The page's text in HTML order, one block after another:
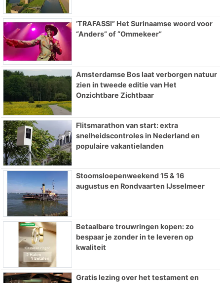
‘TRAFASSI” Het Surinaamse woord voor
“Anders” of “Ommekeer”
Amsterdamse Bos laat verborgen natuur
zien in tweede editie van Het
Onzichtbare Zichtbaar
Flitsmarathon van start: extra
snelheidscontroles in Nederland en
populaire vakantielanden
Stoomsloepenweekend 15 & 16
augustus en Rondvaarten IJsselmeer
Betaalbare trouwringen kopen: zo
bespaar je zonder in te leveren op
kwaliteit
Gratis lezing over het testament en